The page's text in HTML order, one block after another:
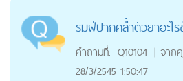
ริมฝีปากคล้ำตัวยาอะไร
คำถามที่: Q10104 | จาก
28/3/2545 1:50:47